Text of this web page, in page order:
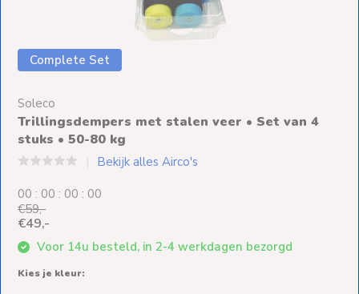
Terrasverwarming
Ventilators
Spoed- en
Weekendleveringen
Klantenservice
Contact
Complete Set
Soleco
Trillingsdempers met stalen veer • Set van 4
stuks • 50-80 kg
Bekijk alles Airco's
00 : 00 : 00 : 00
€59,-
€49,-
Voor 14u besteld, in 2-4 werkdagen bezorgd
Kies je kleur: